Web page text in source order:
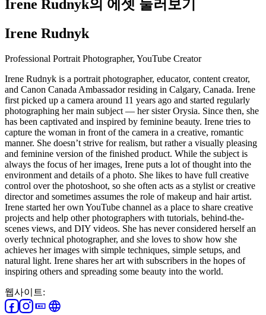
Irene Rudnyk의 에셋 둘러보기
Irene Rudnyk
Professional Portrait Photographer, YouTube Creator
Irene Rudnyk is a portrait photographer, educator, content creator,
and Canon Canada Ambassador residing in Calgary, Canada. Irene
first picked up a camera around 11 years ago and started regularly
photographing her main subject — her sister Orysia. Since then, she
has been captivated and inspired by feminine beauty. Irene tries to
capture the woman in front of the camera in a creative, romantic
manner. She doesn’t strive for realism, but rather a visually pleasing
and feminine version of the finished product. While the subject is
always the focus of her images, Irene puts a lot of thought into the
environment and details of a photo. She likes to have full creative
control over the photoshoot, so she often acts as a stylist or creative
director and sometimes assumes the role of makeup and hair artist.
Irene started her own YouTube channel as a place to share creative
projects and help other photographers with tutorials, behind-the-
scenes views, and DIY videos. She has never considered herself an
overly technical photographer, and she loves to show how she
achieves her images with simple techniques, simple setups, and
natural light. Irene shares her art with subscribers in the hopes of
inspiring others and spreading some beauty into the world.
웹사이트: